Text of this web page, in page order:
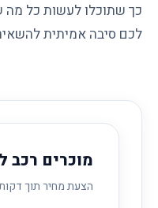
כך שתוכלו לעשות כל מה
לכם סיבה אמיתית
מוכרים רכב
הצעת מחיר תוך